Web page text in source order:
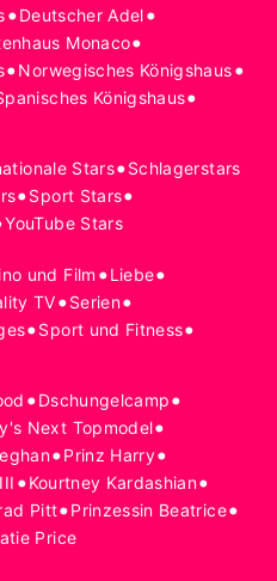
•Deutscher Adel•
Monaco•
•Norwegisches Königshaus•
Königshaus•
Stars•Schlagerstars
•Sport Stars•
YouTube Stars
und Film •Liebe•
TV•Serien•
•Sport und Fitness•
•Dschungelcamp•
Next Topmodel•
•Prinz Harry•
•Kourtney Kardashian•
Pitt•Prinzessin Beatrice•
Price